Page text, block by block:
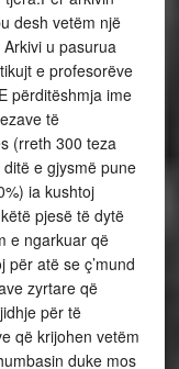
desh vetëm një
u pasurua
e profesorëve
përditëshmja ime
të
(rreth 300 teza
e gjysmë pune
ia kushtoj
pjesë të dytë
e ngarkuar që
atë se ç’mund
zyrtare që
për të
që krijohen vetëm
duke mos